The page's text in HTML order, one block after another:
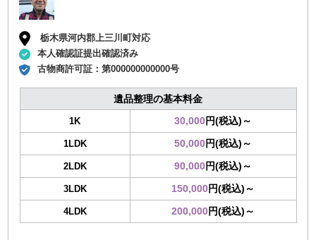
栃木県河内郡上三川町対応
本人確認証提出確認済み
古物商許可証：第000000000000号
遺品整理の基本料金
1K 30,000円(税込)～
1LDK 50,000円(税込)～
2LDK 90,000円(税込)～
3LDK 150,000円(税込)～
4LDK 200,000円(税込)～